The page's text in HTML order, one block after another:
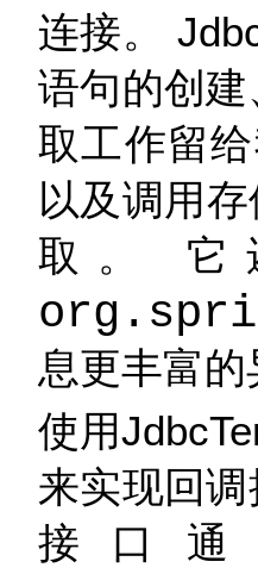
连接。
语句的创
取工作留
以及调用
取。 它
息更丰富的
使用
来实现回调
接口